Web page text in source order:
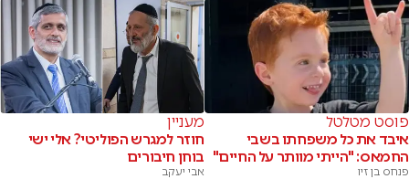
פוסט מטלטל
איבד את כל משפחתו בשבי
החמאס: "הייתי מוותר על החיים"
פנחס בן זיו
מעניין
חוזר למגרש הפוליטי? אלי ישי
בוחן חיבורים
אבי יעקב